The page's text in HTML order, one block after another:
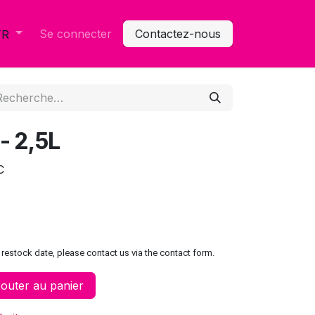
Se connecter Contactez-nous
2,5L
date, please contact us via the contact form.
au panier